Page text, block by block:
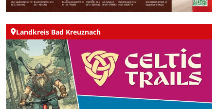
Landkreis Bad Kreuznach